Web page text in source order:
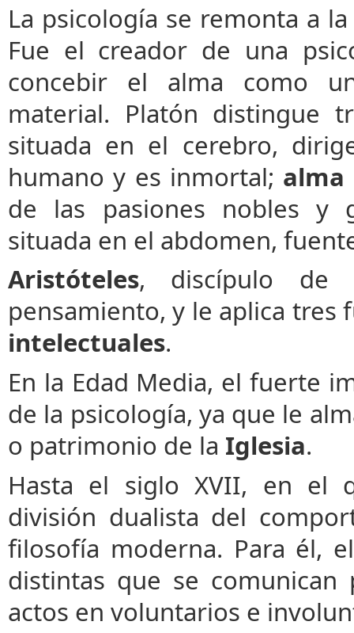
La psicología se remonta a
Fue el creador de una
concebir el alma como
material. Platón distingue
situada en el cerebro,
humano y es inmortal; alma
de las pasiones nobles y
situada en el abdomen,
Aristóteles, discípulo de
pensamiento, y le aplica tres
intelectuales.
En la Edad Media, el fuerte
de la psicología, ya que le
o patrimonio de la Iglesia.
Hasta el siglo XVII, en el
división dualista del
filosofía moderna. Para él,
distintas que se
actos en voluntarios e